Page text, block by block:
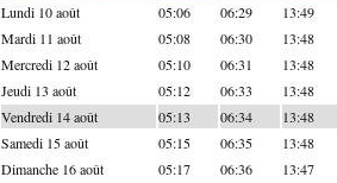
Lundi 10 août 05:06 06:29 13:49
Mardi 11 août 05:08 06:30 13:48
Mercredi 12 août 05:10 06:31 13:48
Jeudi 13 août 05:12 06:33 13:48
Vendredi 14 août 05:13 06:34 13:48
Samedi 15 août 05:15 06:35 13:48
Dimanche 16 août 05:17 06:36 13:47